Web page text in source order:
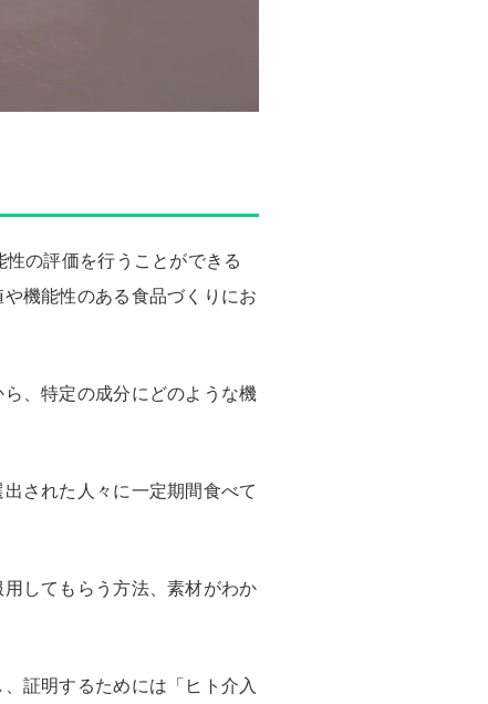
の評価を行うことができる
機能性のある食品づくりにお
、特定の成分にどのような機
された人々に一定期間食べて
してもらう方法、素材がわか
証明するためには「ヒト介入